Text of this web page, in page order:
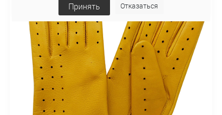
Принять Отказаться